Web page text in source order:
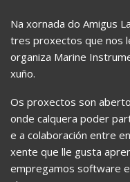
Na xornada do Amigus
tres proxectos que nos
organiza Marine
xuño.
Os proxectos son
onde calquera poder
e a colaboración entre
xente que lle gusta
empregamos software